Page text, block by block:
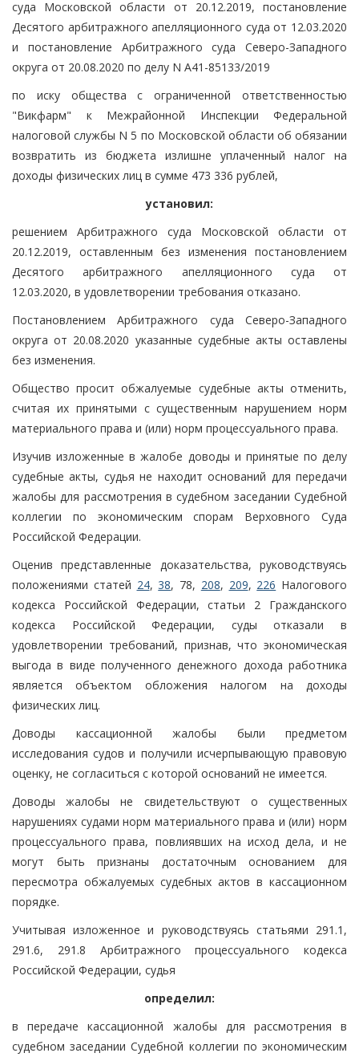
суда Московской области от 20.12.2019, постановление
Десятого арбитражного апелляционного суда от 12.03.2020
и постановление Арбитражного суда Северо-Западного
округа от 20.08.2020 по делу N А41-85133/2019
по иску общества с ограниченной ответственностью
"Викфарм" к Межрайонной Инспекции Федеральной
налоговой службы N 5 по Московской области об обязании
возвратить из бюджета излишне уплаченный налог на
доходы физических лиц в сумме 473 336 рублей,
установил:
решением Арбитражного суда Московской области от
20.12.2019, оставленным без изменения постановлением
Десятого арбитражного апелляционного суда от
12.03.2020, в удовлетворении требования отказано.
Постановлением Арбитражного суда Северо-Западного
округа от 20.08.2020 указанные судебные акты оставлены
без изменения.
Общество просит обжалуемые судебные акты отменить,
считая их принятыми с существенным нарушением норм
материального права и (или) норм процессуального права.
Изучив изложенные в жалобе доводы и принятые по делу
судебные акты, судья не находит оснований для передачи
жалобы для рассмотрения в судебном заседании Судебной
коллегии по экономическим спорам Верховного Суда
Российской Федерации.
Оценив представленные доказательства, руководствуясь
положениями статей 24,38, 78, 208, 209, 226 Налогового
кодекса Российской Федерации, статьи 2 Гражданского
кодекса Российской Федерации, суды отказали в
удовлетворении требований, признав, что экономическая
выгода в виде полученного денежного дохода работника
является объектом обложения налогом на доходы
физических лиц.
Доводы кассационной жалобы были предметом
исследования судов и получили исчерпывающую правовую
оценку, не согласиться с которой оснований не имеется.
Доводы жалобы не свидетельствуют о существенных
нарушениях судами норм материального права и (или) норм
процессуального права, повлиявших на исход дела, и не
могут быть признаны достаточным основанием для
пересмотра обжалуемых судебных актов в кассационном
порядке.
Учитывая изложенное и руководствуясь статьями 291.1,
291.6, 291.8 Арбитражного процессуального кодекса
Российской Федерации, судья
определил:
в передаче кассационной жалобы для рассмотрения в
судебном заседании Судебной коллегии по экономическим